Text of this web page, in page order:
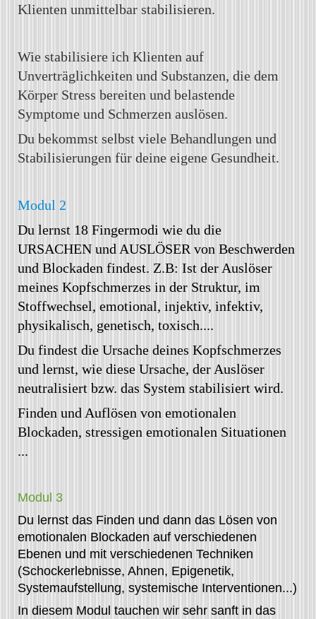
Klienten unmittelbar stabilisieren.
Wie stabilisiere ich Klienten auf
Unverträglichkeiten und Substanzen, die dem
Körper Stress bereiten und belastende
Symptome und Schmerzen auslösen.
Du bekommst selbst viele Behandlungen und
Stabilisierungen für deine eigene Gesundheit.
Modul 2
Du lernst 18 Fingermodi wie du die
URSACHEN und AUSLÖSER von Beschwerden
und Blockaden findest. Z.B: Ist der Auslöser
meines Kopfschmerzes in der Struktur, im
Stoffwechsel, emotional, injektiv, infektiv,
physikalisch, genetisch, toxisch....
Du findest die Ursache deines Kopfschmerzes
und lernst, wie diese Ursache, der Auslöser
neutralisiert bzw. das System stabilisiert wird.
Finden und Auflösen von emotionalen
Blockaden, stressigen emotionalen Situationen
...
Modul 3
Du lernst das Finden und dann das Lösen von
emotionalen Blockaden auf verschiedenen
Ebenen und mit verschiedenen Techniken
(Schockerlebnisse, Ahnen, Epigenetik,
Systemaufstellung, systemische Interventionen...)
In diesem Modul tauchen wir sehr sanft in das